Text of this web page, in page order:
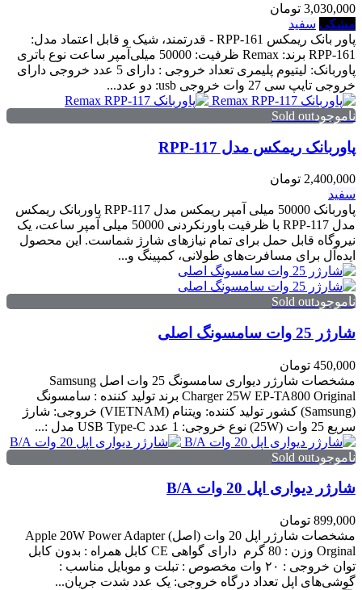
3,030,000 تومان
مشکی سفید
پاور بانک ریمکس RPP-161 - قدرتمند، شیک و قابل اعتماد مدل:
RPP-161 برند: Remax ظرفیت: 50000 میلی‌آمپر ساعت نوع باتری
پاوربانک: لیتیوم پلیمری تعداد خروجی : دارای 5 عدد خروجی دارای
خروجی تایپ سی 27 وات خروجی usb: دو عدد...
ناموجودSold out
پاوربانک ریمکس مدل RPP-117
2,400,000 تومان
سفید
پاوربانک 50000 میلی آمپر ریمکس مدل RPP-117 پاوربانک ریمکس
مدل RPP-117 با ظرفیت باورنکردنی 50000 میلی آمپر ساعت، یک
نیروگاه قابل حمل برای تمام نیازهای شارژ شماست. این محصول
ایده‌آل برای مسافرت‌های طولانی، کمپینگ و...
ناموجودSold out
شارژر 25 وات سامسونگ اصلی
450,000 تومان
مشخصات شارژر دیواری سامسونگ 25 وات اصل Samsung
Charger 25W EP-TA800 Original برند تولید کننده : سامسونگ
(Samsung) کشور تولید کننده: ویتنام (VIETNAM) خروجی: شارژ
سریع 25 وات (25W) نوع خروجی: 1 عدد USB Type-C مدل :...
ناموجودSold out
شارژر دیواری اپل 20 وات B/A
899,000 تومان
مشخصات شارژر اپل 20 وات (اصل) Apple 20W Power Adapter
Orginal وزن : 80 گرم دارای گواهی CE کابل همراه : بدون کابل
توان خروجی : ۲۰ وات مخصوص : تبلت و موبایل مناسب :
گوشی‌های اپل تعداد درگاه خروجی: یک عدد شدت جریان...